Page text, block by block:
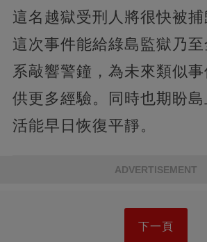
這名越獄受刑人將很快被
這次事件能給綠島監獄乃
系敲響警鐘，為未來類似
供更多經驗。同時也期盼
活能早日恢復平靜。
ADVERTISEMENT
下一頁